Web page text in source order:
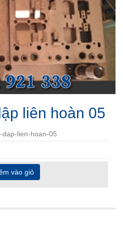
liên hoàn 05
dap-lien-hoan-05
vào giỏ